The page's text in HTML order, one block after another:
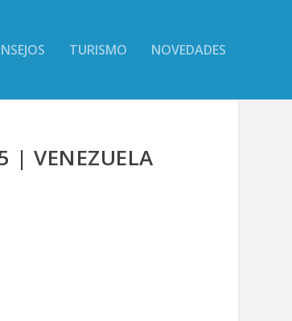
TURISMO NOVEDADES
| VENEZUELA